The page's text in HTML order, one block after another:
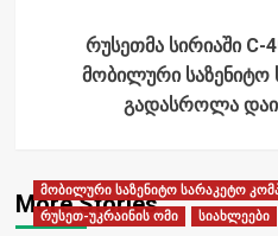
რუსეთმა სირიაში C-
მობილური საზენიტო
გადასროლა
More Stories
მობილური საზენიტო სარაკეტო
რუსეთ-უკრაინის ომი
სიახლეები